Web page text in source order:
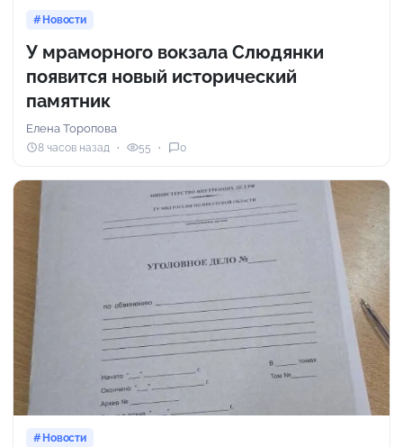
Новости
У мраморного вокзала Слюдянки
появится новый исторический
памятник
Елена Торопова
8 часов назад 55 0
Новости